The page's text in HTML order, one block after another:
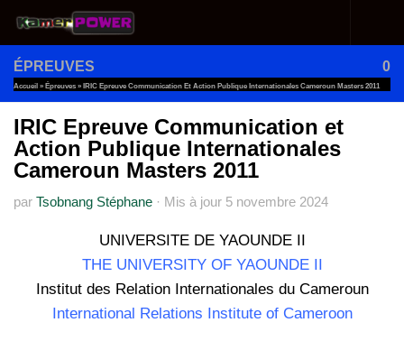
Au dessous du contenu
ÉPREUVES 0
Accueil » Épreuves » IRIC Epreuve Communication Et Action Publique Internationales Cameroun Masters 2011
IRIC Epreuve Communication et
Action Publique Internationales
Cameroun Masters 2011
par Tsobnang Stéphane · Mis à jour 5 novembre 2024
UNIVERSITE DE YAOUNDE II
THE UNIVERSITY OF YAOUNDE II
Institut des Relation Internationales du Cameroun
International Relations Institute of Cameroon